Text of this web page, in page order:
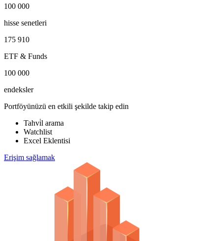
100 000
hisse senetleri
175 910
ETF & Funds
100 000
endeksler
Portföyünüzü en etkili şekilde takip edin
Tahvi̇l arama
Watchlist
Excel Eklentisi
Erişim sağlamak